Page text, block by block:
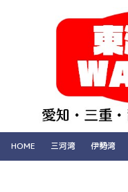
HOME 三河湾 伊勢湾